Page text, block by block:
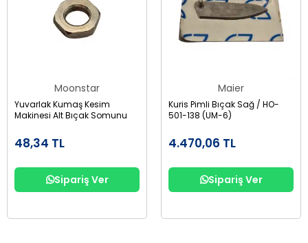
Moonstar
Yuvarlak Kumaş Kesim
Makinesi Alt Bıçak Somunu
48,34 TL
Sipariş Ver
Maier
Kuris Pimli Bıçak Sağ / HO-
501-138 (UM-6)
4.470,06 TL
Sipariş Ver